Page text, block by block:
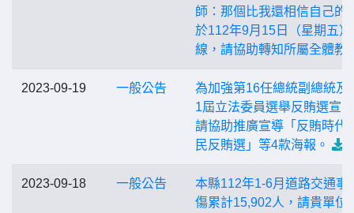
師：那個比我還相信自己的
於112年9月15日（星期五）
線，請協助轉知所屬全體教
2023-09-19 一般公告
為加強第16任總統副總統及
1屆立法委員選舉反賄選宣
請協助推廣宣導「反賄時代
民反賄選」等4款海報。
2023-09-18 一般公告
本縣112年1-6月道路交通事
傷累計15,902人，請貴單位